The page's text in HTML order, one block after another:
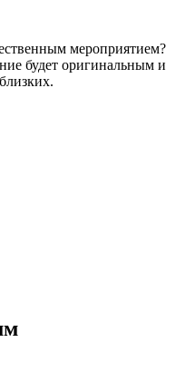
мероприятием?
будет оригинальным и